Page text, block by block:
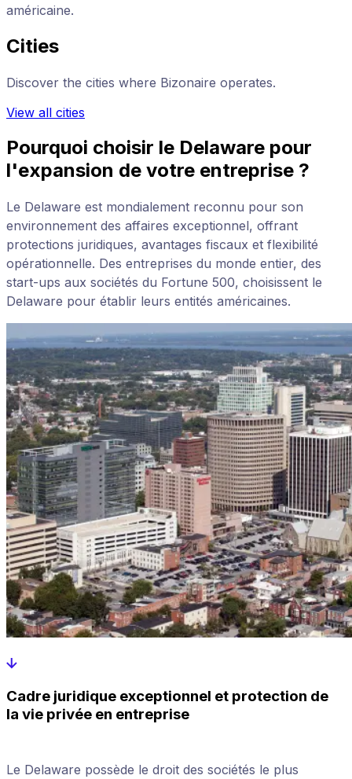
américaine.
Cities
Discover the cities where Bizonaire operates.
View all cities
Pourquoi choisir le Delaware pour
l'expansion de votre entreprise ?
Le Delaware est mondialement reconnu pour son
environnement des affaires exceptionnel, offrant
protections juridiques, avantages fiscaux et flexibilité
opérationnelle. Des entreprises du monde entier, des
start-ups aux sociétés du Fortune 500, choisissent le
Delaware pour établir leurs entités américaines.
Cadre juridique exceptionnel et protection de
la vie privée en entreprise
Le Delaware possède le droit des sociétés le plus